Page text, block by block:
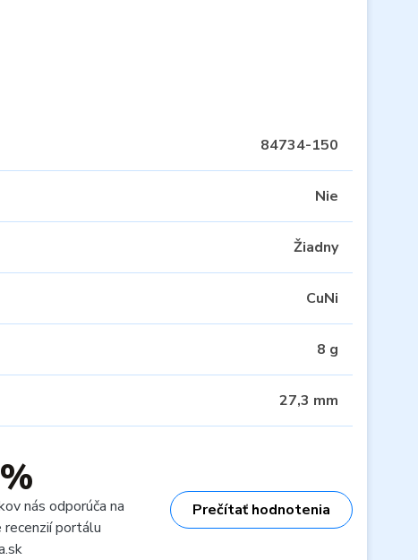
84734-150
Nie
Žiadny
CuNi
8 g
27,3 mm
nás odporúča na
recenzií portálu
Prečítať hodnotenia